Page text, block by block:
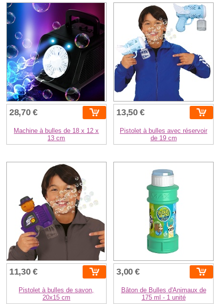
28,70 €
Machine à bulles de 18 x 12 x
13 cm
13,50 €
Pistolet à bulles avec réservoir
de 19 cm
11,30 €
Pistolet à bulles de savon,
20x15 cm
3,00 €
Bâton de Bulles d'Animaux de
175 ml - 1 unité